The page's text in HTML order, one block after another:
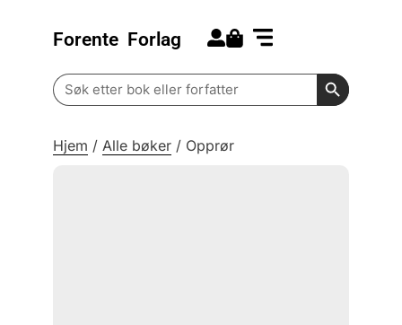
Forente Forlag
Search
for:
Search
Hjem / Alle bøker / Opprør